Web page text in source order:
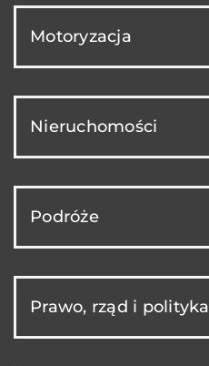
Motoryzacja
Nieruchomości
Podróże
Prawo, rząd i polityka